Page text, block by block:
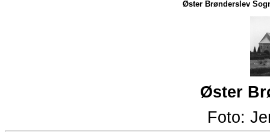
Øster Brønderslev
Øster
Foto: